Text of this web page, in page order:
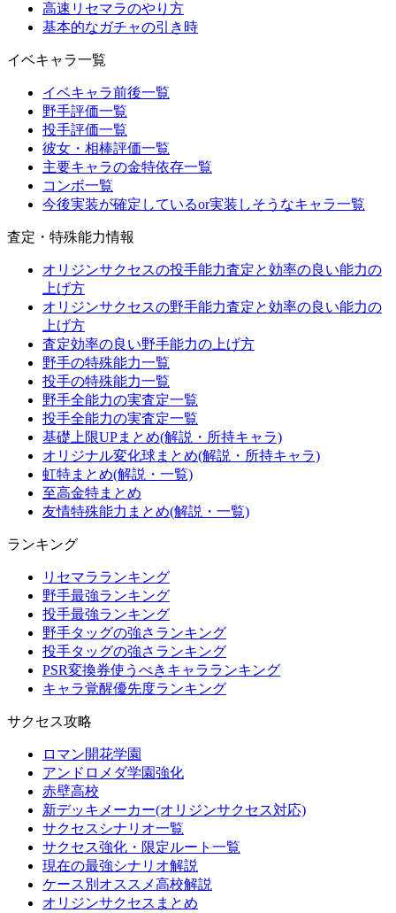
高速リセマラのやり方
基本的なガチャの引き時
イベキャラ一覧
イベキャラ前後一覧
野手評価一覧
投手評価一覧
彼女・相棒評価一覧
主要キャラの金特依存一覧
コンボ一覧
今後実装が確定しているor実装しそうなキャラ一覧
査定・特殊能力情報
オリジンサクセスの投手能力査定と効率の良い能力の
上げ方
オリジンサクセスの野手能力査定と効率の良い能力の
上げ方
査定効率の良い野手能力の上げ方
野手の特殊能力一覧
投手の特殊能力一覧
野手全能力の実査定一覧
投手全能力の実査定一覧
基礎上限UPまとめ(解説・所持キャラ)
オリジナル変化球まとめ(解説・所持キャラ)
虹特まとめ(解説・一覧)
至高金特まとめ
友情特殊能力まとめ(解説・一覧)
ランキング
リセマラランキング
野手最強ランキング
投手最強ランキング
野手タッグの強さランキング
投手タッグの強さランキング
PSR変換券使うべきキャラランキング
キャラ覚醒優先度ランキング
サクセス攻略
ロマン開花学園
アンドロメダ学園強化
赤壁高校
新デッキメーカー(オリジンサクセス対応)
サクセスシナリオ一覧
サクセス強化・限定ルート一覧
現在の最強シナリオ解説
ケース別オススメ高校解説
オリジンサクセスまとめ